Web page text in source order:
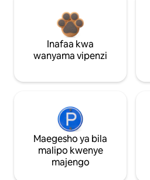
Inafaa kwa
wanyama vipenzi
Maegesho ya bila
malipo kwenye
majengo